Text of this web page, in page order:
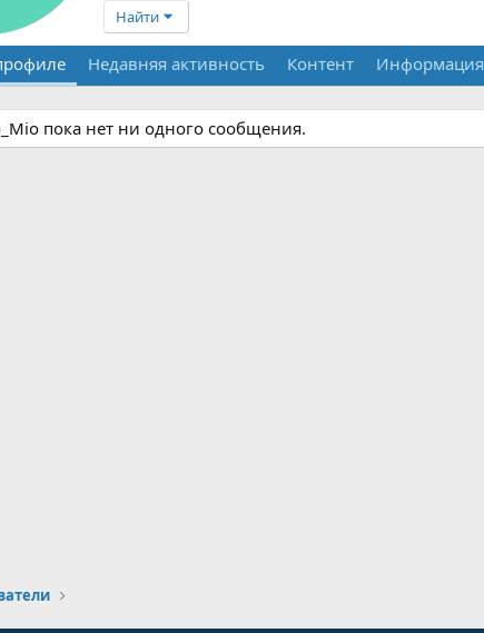
Найти
Недавняя активность Контент Информация
пока нет ни одного сообщения.